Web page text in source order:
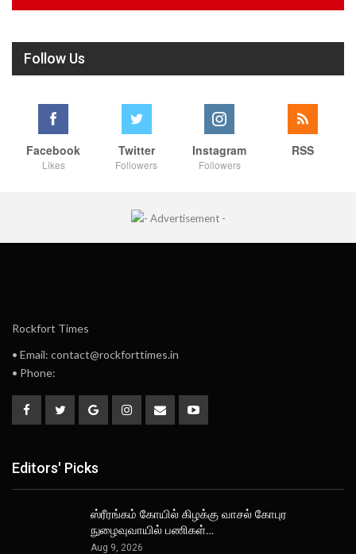
Follow Us
Facebook
Likes
Twitter
Followers
Instagram
Followers
RSS
Rockfort Times
• Email: contact@rockforttimes.in
• Phone:
Editors' Picks
ஸ்ரீரங்கம் கோயில் கிழக்கு வாசல் கோபுர
நுழைவுவாயில் பணிகள்…
Aug 9, 2026